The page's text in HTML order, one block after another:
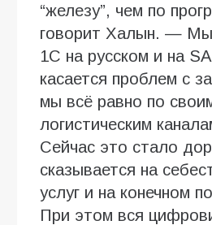
“железу”, чем по
говорит Халын. —
1С на русском и на
касается проблем с
мы всё равно по
логистическим
Сейчас это стало
сказывается на
услуг и на конечном
При этом вся